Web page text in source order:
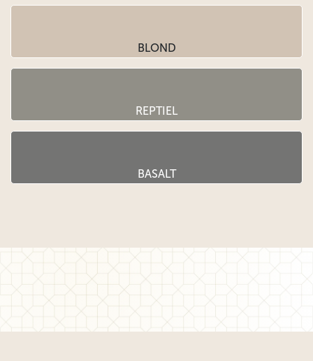
BASALT
BLOND
REPTIEL